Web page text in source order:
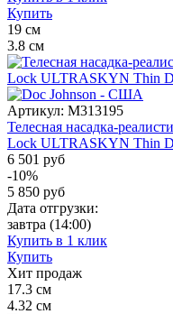
Купить
19 см
3.8 см
Артикул: M313195
Телесная насадка-
Lock ULTRASKYN Thin
6 501 руб
-10%
5 850 руб
Дата отгрузки:
завтра (14:00)
Купить в 1 клик
Купить
Хит продаж
17.3 см
4.32 см